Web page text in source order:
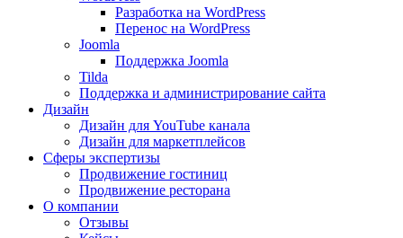
Разработка на WordPress
Перенос на WordPress
Joomla
Поддержка Joomla
Tilda
Поддержка и администрирование сайта
Дизайн
Дизайн для YouTube канала
Дизайн для маркетплейсов
Сферы экспертизы
Продвижение гостиниц
Продвижение ресторана
О компании
Отзывы